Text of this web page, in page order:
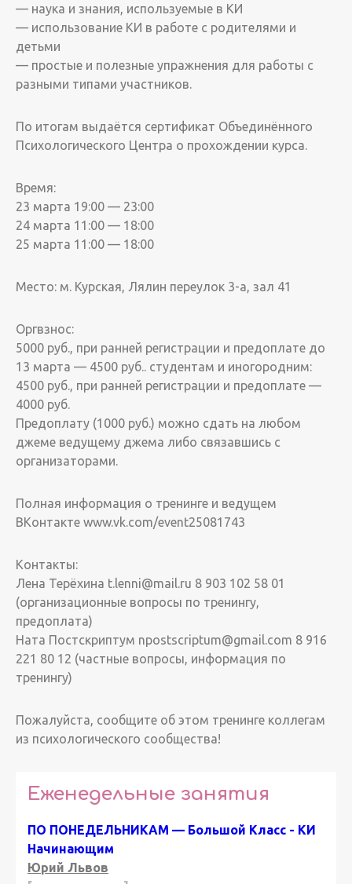
— наука и знания, используемые в КИ
— использование КИ в работе с родителями и
детьми
— простые и полезные упражнения для работы с
разными типами участников.
По итогам выдаётся сертификат Объединённого
Психологического Центра о прохождении курса.
Время:
23 марта 19:00 — 23:00
24 марта 11:00 — 18:00
25 марта 11:00 — 18:00
Место: м. Курская, Лялин переулок 3-а, зал 41
Оргвзнос:
5000 руб., при ранней регистрации и предоплате до
13 марта — 4500 руб.. студентам и иногородним:
4500 руб., при ранней регистрации и предоплате —
4000 руб.
Предоплату (1000 руб.) можно сдать на любом
джеме ведущему джема либо связавшись с
организаторами.
Полная информация о тренинге и ведущем
ВКонтакте www.vk.com/event25081743
Контакты:
Лена Терёхина t.lenni@mail.ru 8 903 102 58 01
(организационные вопросы по тренингу,
предоплата)
Ната Постскриптум npostscriptum@gmail.com 8 916
221 80 12 (частные вопросы, информация по
тренингу)
Пожалуйста, сообщите об этом тренинге коллегам
из психологического сообщества!
Еженедельные занятия
ПО ПОНЕДЕЛЬНИКАМ — Большой Класс - КИ
Начинающим
Юрий Львов